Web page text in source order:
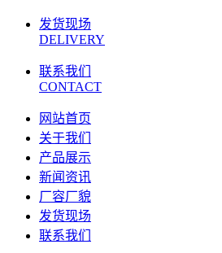
发货现场
DELIVERY
联系我们
CONTACT
网站首页
关于我们
产品展示
新闻资讯
厂容厂貌
发货现场
联系我们